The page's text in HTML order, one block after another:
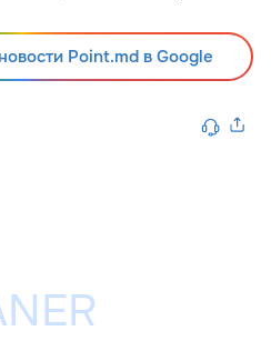
Point.md в Google